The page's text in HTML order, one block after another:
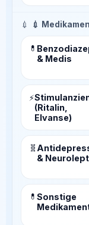
💉 💉
💊
& Medis
⚡
(Ritalin,
Elvanse)
🧬
&
💊 Sonstige